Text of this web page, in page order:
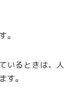
。
いるときは、人
す。